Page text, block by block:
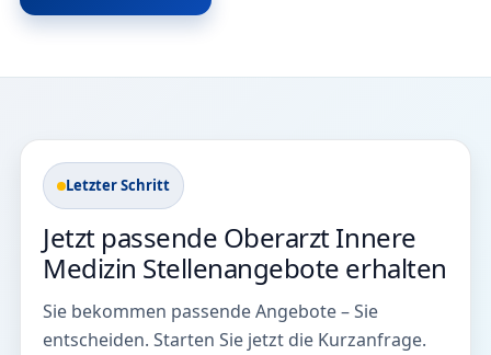
Letzter Schritt
Jetzt passende Oberarzt Innere
Medizin Stellenangebote erhalten
Sie bekommen passende Angebote – Sie
entscheiden. Starten Sie jetzt die Kurzanfrage.